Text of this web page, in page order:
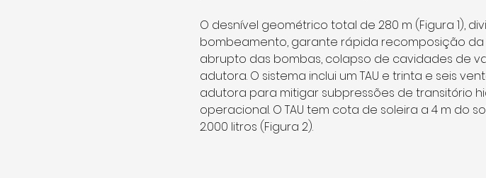
O desnível geométrico total de 280 m (Figura 1),
bombeamento, garante rápida recomposição
abrupto das bombas, colapso de cavidades de
adutora. O sistema inclui um TAU e trinta e seis
adutora para mitigar subpressões de transitório
operacional. O TAU tem cota de soleira a 4 m do
2.000 litros (Figura 2).